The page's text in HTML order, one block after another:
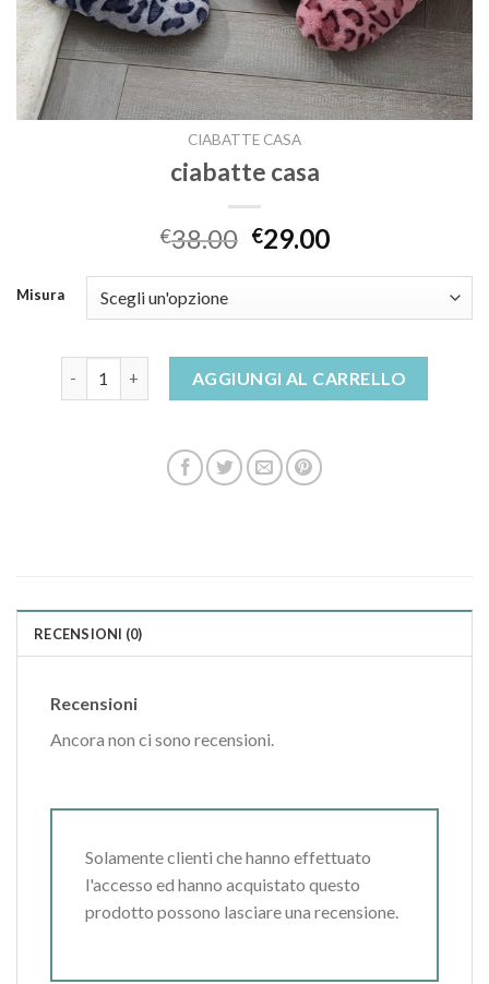
CIABATTE CASA
ciabatte casa
€38.00 €29.00
Misura
AGGIUNGI AL CARRELLO
RECENSIONI (0)
Recensioni
Ancora non ci sono recensioni.
Solamente clienti che hanno effettuato
l'accesso ed hanno acquistato questo
prodotto possono lasciare una recensione.